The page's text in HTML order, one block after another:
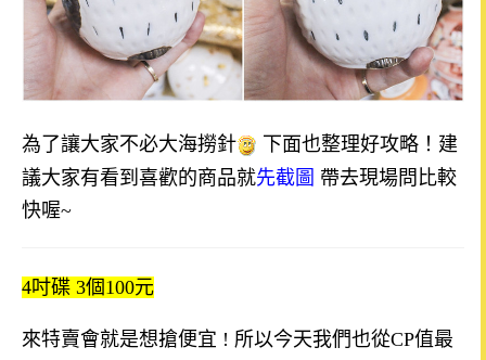
為了讓大家不必大海撈針
下面也整理好攻略！建
議大家有看到喜歡的商品就先截圖 帶去現場問比較
快喔~
4吋碟 3個100元
來特賣會就是想搶便宜 ! 所以今天我們也從CP值最